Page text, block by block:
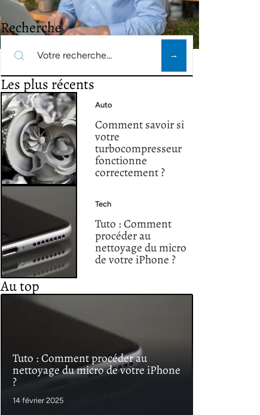
Recherche
Les plus récents
Auto
Comment savoir si
votre
turbocompresseur
fonctionne
correctement ?
Tech
Tuto : Comment
procéder au
nettoyage du micro
de votre iPhone ?
Au top
Tuto : Comment procéder au
nettoyage du micro de votre iPhone
?
14 février 2025